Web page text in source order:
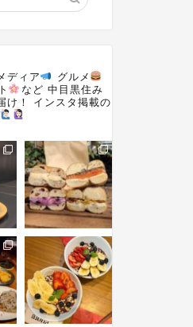
ディア
グルメ
など 中目黒住み
け！
インスタ掲載の